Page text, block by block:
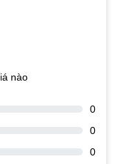
nào
0
0
0